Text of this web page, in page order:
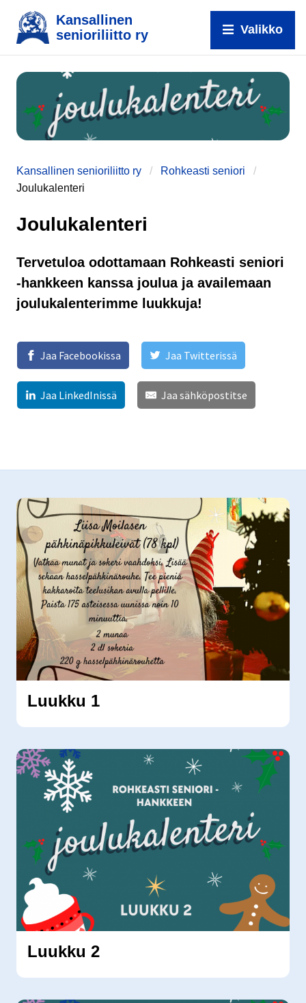
Kansallinen
senioriliitto ry
Valikko
Kansallinen senioriliitto ry
Rohkeasti seniori
Joulukalenteri
Joulukalenteri
Tervetuloa odottamaan Rohkeasti seniori
-hankkeen kanssa joulua ja availemaan
joulukalenterimme luukkuja!
Jaa Facebookissa Jaa Twitterissä
Jaa LinkedInissä Jaa sähköpostitse
Luukku 1
Luukku 2